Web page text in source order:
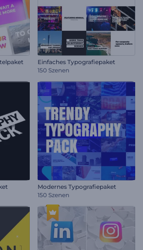
Einfaches Typografiepaket
150 Szenen
Modernes Typografiepaket
150 Szenen